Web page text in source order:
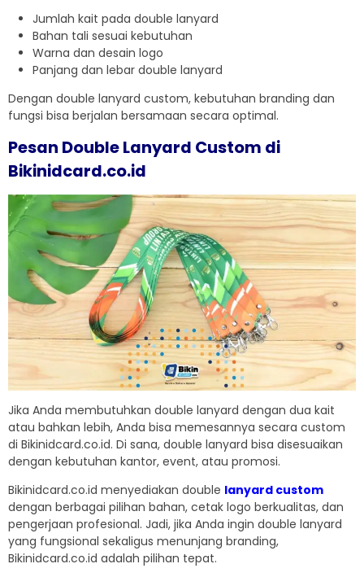
Jumlah kait pada double lanyard
Bahan tali sesuai kebutuhan
Warna dan desain logo
Panjang dan lebar double lanyard
Dengan double lanyard custom, kebutuhan branding dan
fungsi bisa berjalan bersamaan secara optimal.
Pesan Double Lanyard Custom di
Bikinidcard.co.id
Jika Anda membutuhkan double lanyard dengan dua kait
atau bahkan lebih, Anda bisa memesannya secara custom
di Bikinidcard.co.id. Di sana, double lanyard bisa disesuaikan
dengan kebutuhan kantor, event, atau promosi.
Bikinidcard.co.id menyediakan double lanyard custom
dengan berbagai pilihan bahan, cetak logo berkualitas, dan
pengerjaan profesional. Jadi, jika Anda ingin double lanyard
yang fungsional sekaligus menunjang branding,
Bikinidcard.co.id adalah pilihan tepat.